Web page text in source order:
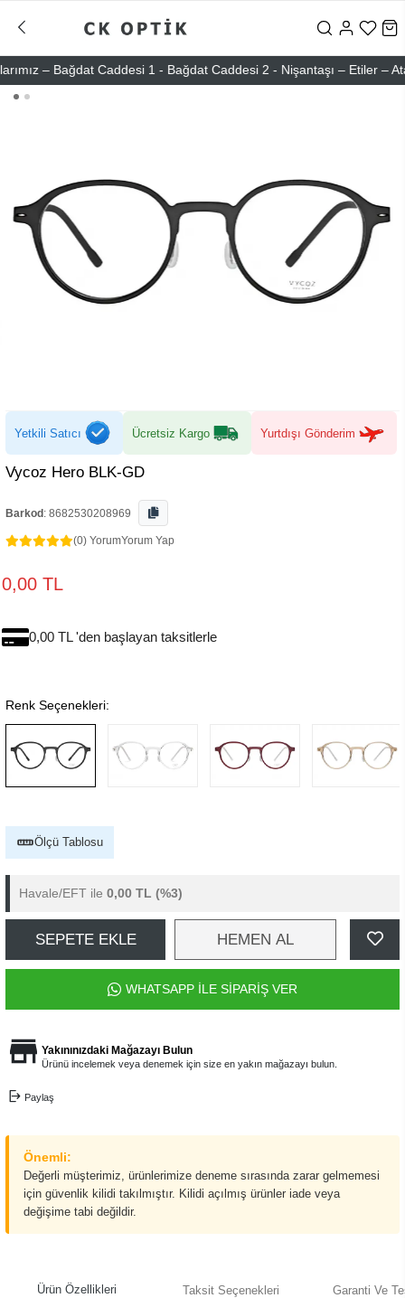
– Bağdat Caddesi 1 - Bağdat Caddesi 2 - Nişantaşı – Etiler –
Yetkili Satıcı Ücretsiz Kargo Yurtdışı Gönderim
Vycoz Hero BLK-GD
Barkod : 8682530208969
(0) YorumYorum Yap
0,00 TL
0,00 TL 'den başlayan taksitlerle
Renk Seçenekleri:
Ölçü Tablosu
Havale/EFT ile 0,00 TL (%3)
SEPETE EKLE HEMEN AL
WHATSAPP İLE SİPARİŞ VER
Yakınınızdaki Mağazayı Bulun
Ürünü incelemek veya denemek için size en yakın mağazayı bulun.
Paylaş
Önemli:
Değerli müşterimiz, ürünlerimize deneme sırasında zarar gelmemesi
için güvenlik kilidi takılmıştır. Kilidi açılmış ürünler iade veya
değişime tabi değildir.
Ürün Özellikleri Taksit Seçenekleri Garanti Ve